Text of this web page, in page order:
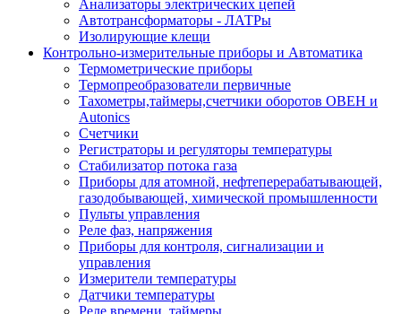
Анализаторы электрических цепей
Автотрансформаторы - ЛАТРы
Изолирующие клещи
Контрольно-измерительные приборы и Автоматика
Термометрические приборы
Термопреобразователи первичные
Тахометры,таймеры,счетчики оборотов ОВЕН и
Autonics
Счетчики
Регистраторы и регуляторы температуры
Стабилизатор потока газа
Приборы для атомной, нефтеперерабатывающей,
газодобывающей, химической промышленности
Пульты управления
Реле фаз, напряжения
Приборы для контроля, сигнализации и
управления
Измерители температуры
Датчики температуры
Реле времени, таймеры